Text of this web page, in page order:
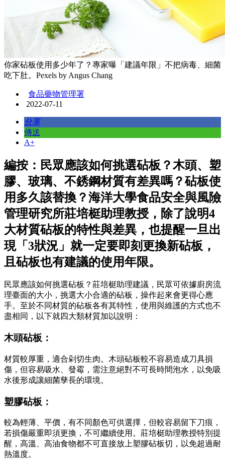
你家砧板使用多少年了？專家曝「建議年限」不把病毒、細菌
吃下肚。Pexels by Angus Chang
食品藥物管理署
2022-07-11
分享
傳送
A+
編按：民眾應該如何挑選砧板？木頭、塑
膠、玻璃、不銹鋼材質有差異嗎？砧板使
用多久該替換？海洋大學食品安全與風險
管理研究所莊培梃助理教授，除了說明4
大材質砧板的特性與差異，也提醒一旦出
現「3狀況」就一定要即刻更換新砧板，
且砧板也有建議的使用年限。
民眾應該如何挑選砧板？莊培梃助理建議，民眾可依據廚房流
理臺面的大小，挑選大小合適的砧板，操作起來會更得心應
手。至於不同材質的砧板各有其特性，使用與維護的方式也不
盡相同，以下就四大類材質加以說明：
木頭砧板：
材質較厚重，適合剁切生肉。木頭砧板較不容易造成刀具損
傷，但容易吸水、發霉，需注意絕對不可長時間泡水，以免吸
水後形成讓細菌孳長的環境。
塑膠砧板：
較為輕薄、平價，有不同顏色可供選擇，但較容易留下刀痕，
若損傷嚴重即須更換，不可繼續使用。莊培梃助理教授特別提
醒，高溫、高油食物都不可直接放上塑膠砧板切，以免超過耐
熱溫度。